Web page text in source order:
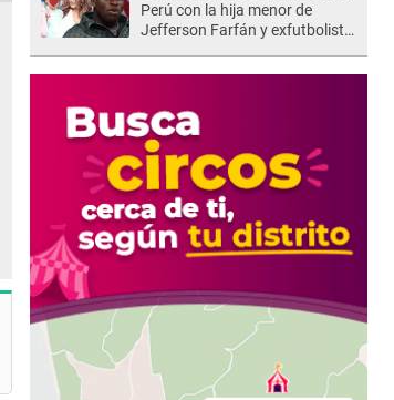
Perú con la hija menor de
Jefferson Farfán y exfutbolista